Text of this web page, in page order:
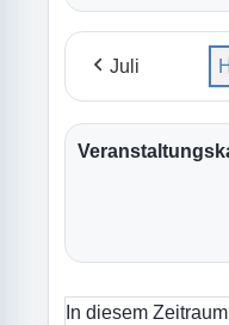
Juli
In diesem